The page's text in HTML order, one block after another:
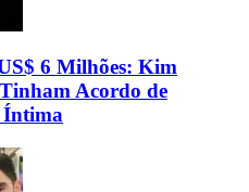
6 Milhões: Kim
Acordo de
Íntima